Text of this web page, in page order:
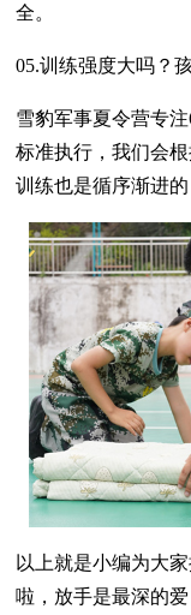
全。
05.训练强度大吗？
雪豹军事夏令营专
标准执行，我们会
训练也是循序渐进
以上就是小编为大
啦，放手是最深的